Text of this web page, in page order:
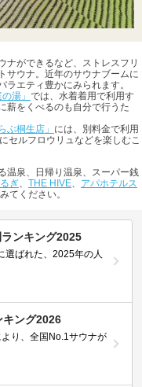
ナができるなど、ストレスフリ
サウナ。近年のサウナブームに
エティ豊かにみられます。
湯」 では、水着着用で利用す
薪をくべるのも自分で行うた
ぶ桐生店」 には、別料金で利用
セルフロウリュなどを楽しむこ
温泉、日帰り温泉、スーパー銭
ぎ、 THE HIVE、 アパホテルス
てください。
ンキング2025
選ばれた、2025年の人
キング2026
り、全国No.1サウナが